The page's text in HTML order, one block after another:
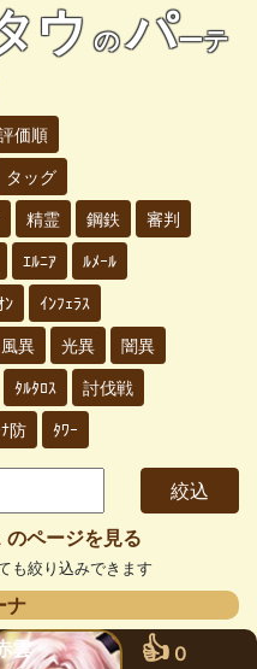
ウ のパーテ
価順
タッグ
精霊 鋼鉄 審判
ｴﾙﾆｱ ﾙﾒｰﾙ
ﾝ ｲﾝﾌｪﾗｽ
風異 光異 闇異
ﾀﾙﾀﾛｽ 討伐戦
防 ﾀﾜｰ
ページを見る
も絞り込みできます
ナ
雲 👍 0